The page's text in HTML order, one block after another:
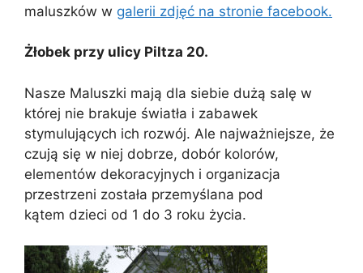
maluszków w galerii zdjęć na stronie facebook.
Żłobek przy ulicy Piltza 20.
Nasze Maluszki mają dla siebie dużą salę w
której nie brakuje światła i zabawek
stymulujących ich rozwój. Ale najważniejsze, że
czują się w niej dobrze, dobór kolorów,
elementów dekoracyjnych i organizacja
przestrzeni została przemyślana pod
kątem dzieci od 1 do 3 roku życia.